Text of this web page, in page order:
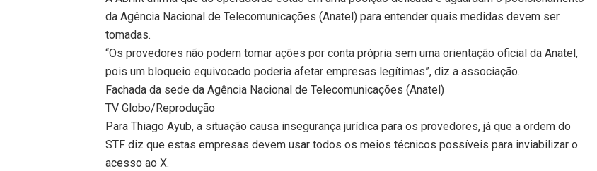
da Agência Nacional de Telecomunicações (Anatel) para entender quais medidas devem ser
tomadas.
“Os provedores não podem tomar ações por conta própria sem uma orientação oficial da Anatel,
pois um bloqueio equivocado poderia afetar empresas legítimas”, diz a associação.
Fachada da sede da Agência Nacional de Telecomunicações (Anatel)
TV Globo/Reprodução
Para Thiago Ayub, a situação causa insegurança jurídica para os provedores, já que a ordem do
STF diz que estas empresas devem usar todos os meios técnicos possíveis para inviabilizar o
acesso ao X.